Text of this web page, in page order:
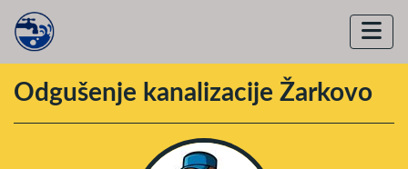
Odgušenje kanalizacije Žarkovo